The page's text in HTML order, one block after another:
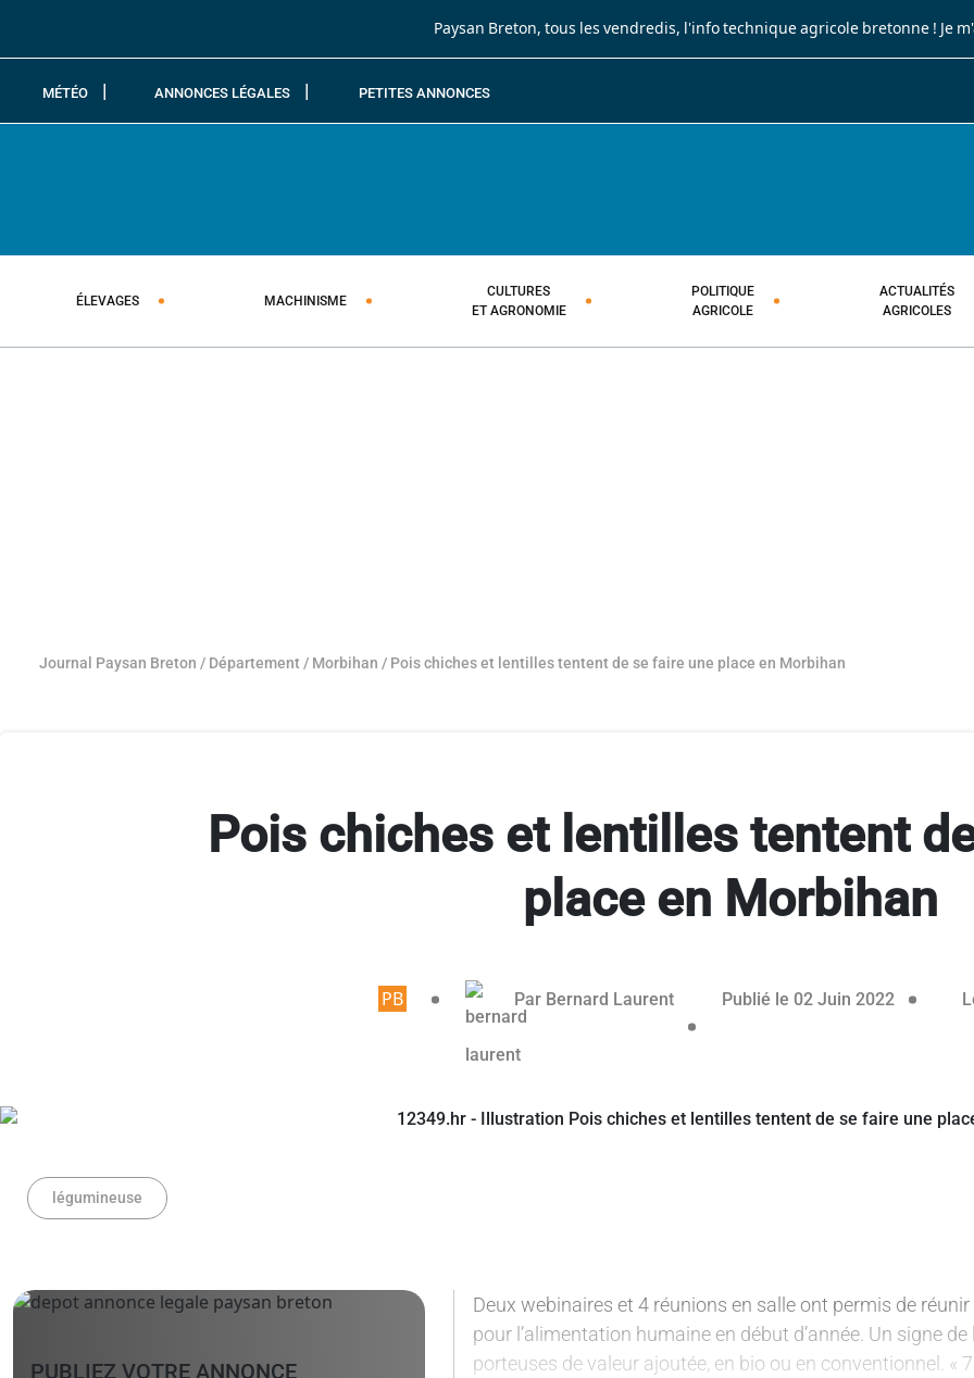
Paysan Breton, tous les vendredis, l'info technique agricole bretonne ! Je
MÉTÉO ANNONCES LÉGALES PETITES ANNONCES
ÉLEVAGES MACHINISME
CULTURES
ET AGRONOMIE
POLITIQUE
AGRICOLE
ACTUALITÉS
AGRICOLES
Journal Paysan Breton / Département / Morbihan / Pois chiches et lentilles tentent de se faire une place en Morbihan
Pois chiches et lentilles tentent
place en Morbihan
Article réservé aux abonnés
Par Bernard Laurent Publié le 02 Juin 2022
légumineuse
Deux webinaires et 4 réunions en salle ont permis de
pour l’alimentation humaine en début d’année. Un signe
porteuses de valeur ajoutée, en bio ou en conventionnel. «
PUBLIEZ VOTRE ANNONCE